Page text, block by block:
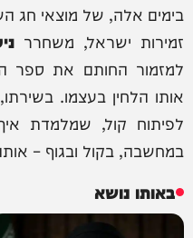
בימים אלה, של מוצאי חג
זמירות ישראל, משחרר
למזמור החותם את ספר
אותו הלחין בעצמו.
לפיתוח קול, שמלמדת
במחשבה, בקול ובגוף –
באותו נושא